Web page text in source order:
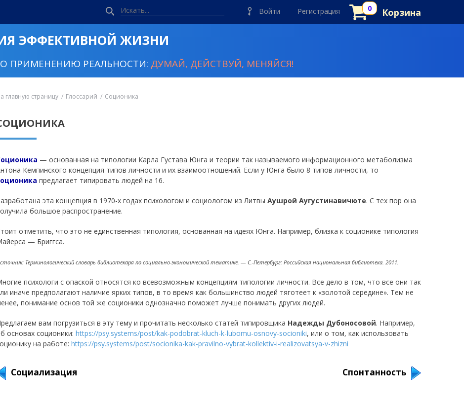
Войти Регистрация Корзина
ЭФФЕКТИВНОЙ ЖИЗНИ
ПРИМЕНЕНИЮ РЕАЛЬНОСТИ: ДУМАЙ, ДЕЙСТВУЙ, МЕНЯЙСЯ!
главную страницу Глоссарий Соционика
— основанная на типологии Карла Густава Юнга и теории так называемого информационного метаболизма
Кемпинского концепция типов личности и их взаимоотношений. Если у Юнга было 8 типов личности, то
предлагает типировать людей на 16.
эта концепция в 1970-х годах психологом и социологом из Литвы Аушрой Аугустинавичюте. С тех пор она
большое распространение.
отметить, что это не единственная типология, основанная на идеях Юнга. Например, близка к соционике типология
— Бриггса.
Терминологический словарь библиотекаря по социально-экономической тематике. — С.-Петербург: Российская национальная библиотека. 2011.
психологи с опаской относятся ко всевозможным концепциям типологии личности. Все дело в том, что все они так
иначе предполагают наличие ярких типов, в то время как большинство людей тяготеет к «золотой середине». Тем не
понимание основ той же соционики однозначно поможет лучше понимать других людей.
вам погрузиться в эту тему и прочитать несколько статей типировщика Надежды Дубоносовой. Например,
основах соционики: https://psy.systems/post/kak-podobrat-kluch-k-lubomu-osnovy-socioniki, или о том, как использовать
на работе: https://psy.systems/post/socionika-kak-pravilno-vybrat-kollektiv-i-realizovatsya-v-zhizni
Социализация Спонтанность